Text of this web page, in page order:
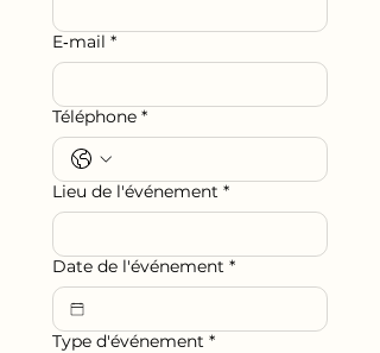
E‑mail *
Téléphone *
Lieu de l'événement *
Date de l'événement *
Type d'événement *